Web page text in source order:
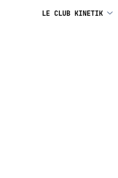
LE CLUB KINETIK